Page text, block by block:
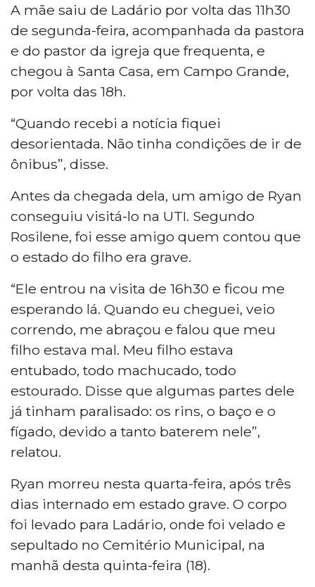
A mãe saiu de Ladário por volta das 11h30
de segunda-feira, acompanhada da pastora
e do pastor da igreja que frequenta, e
chegou à Santa Casa, em Campo Grande,
por volta das 18h.
“Quando recebi a notícia fiquei
desorientada. Não tinha condições de ir de
ônibus”, disse.
Antes da chegada dela, um amigo de Ryan
conseguiu visitá-lo na UTI. Segundo
Rosilene, foi esse amigo quem contou que
o estado do filho era grave.
“Ele entrou na visita de 16h30 e ficou me
esperando lá. Quando eu cheguei, veio
correndo, me abraçou e falou que meu
filho estava mal. Meu filho estava
entubado, todo machucado, todo
estourado. Disse que algumas partes dele
já tinham paralisado: os rins, o baço e o
fígado, devido a tanto baterem nele”,
relatou.
Ryan morreu nesta quarta-feira, após três
dias internado em estado grave. O corpo
foi levado para Ladário, onde foi velado e
sepultado no Cemitério Municipal, na
manhã desta quinta-feira (18).